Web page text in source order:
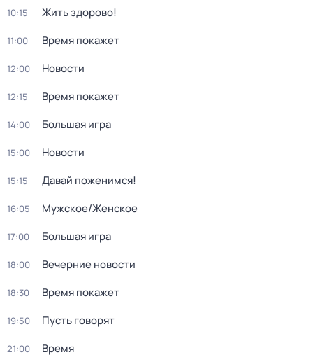
10:15 Жить здорово!
11:00 Время покажет
12:00 Новости
12:15 Время покажет
14:00 Большая игра
15:00 Новости
15:15 Давай поженимся!
16:05 Мужское/Женское
17:00 Большая игра
18:00 Вечерние новости
18:30 Время покажет
19:50 Пусть говорят
21:00 Время